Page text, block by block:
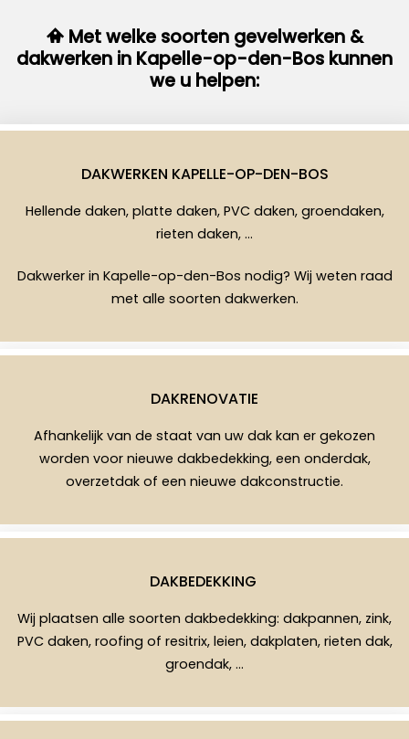
Met welke soorten gevelwerken &
dakwerken in Kapelle-op-den-Bos kunnen
we u helpen:
DAKWERKEN KAPELLE-OP-DEN-BOS
Hellende daken, platte daken, PVC daken, groendaken,
rieten daken, …
Dakwerker in Kapelle-op-den-Bos nodig? Wij weten raad
met alle soorten dakwerken.
DAKRENOVATIE
Afhankelijk van de staat van uw dak kan er gekozen
worden voor nieuwe dakbedekking, een onderdak,
overzetdak of een nieuwe dakconstructie.
DAKBEDEKKING
Wij plaatsen alle soorten dakbedekking: dakpannen, zink,
PVC daken, roofing of resitrix, leien, dakplaten, rieten dak,
groendak, …